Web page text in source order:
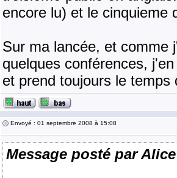
encore lu) et le cinquieme
Sur ma lancée, et comme
quelques conférences,
et prend toujours le
Envoyé : 01 septembre 2008 à 15:08
Message posté par